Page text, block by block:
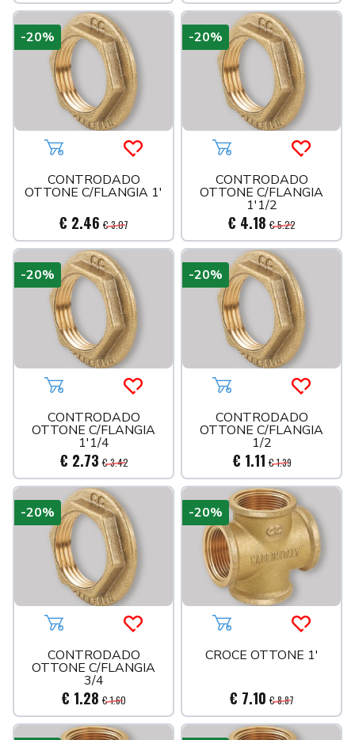
Aggiungi al carrelloAcquista più tardi
CONTRODADO
OTTONE C/FLANGIA 1'
€ 2.46 € 3.07
-20%
Aggiungi al carrello
CONTRODADO
OTTONE C/FLANGIA
1'1/2
€ 4.18 € 5.22
-20%
Aggiungi al carrelloAcquista più tardi
CONTRODADO
OTTONE C/FLANGIA
1'1/4
€ 2.73 € 3.42
-20%
Aggiungi al carrello
CONTRODADO
OTTONE C/FLANGIA
1/2
€ 1.11 € 1.39
-20%
Aggiungi al carrelloAcquista più tardi
CONTRODADO
OTTONE C/FLANGIA
3/4
€ 1.28 € 1.60
-20%
Aggiungi al carrello
CROCE OTTONE 1'
€ 7.10 € 8.87
-20%